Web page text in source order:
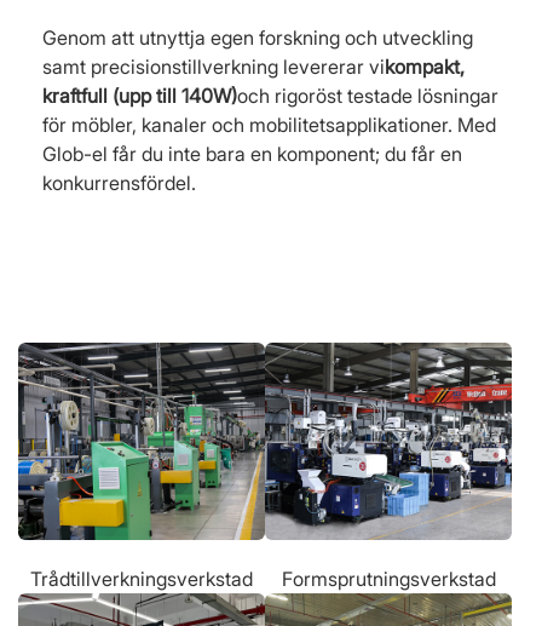
Genom att utnyttja egen forskning och utveckling
samt precisionstillverkning levererar vikompakt,
kraftfull (upp till 140W)och rigoröst testade lösningar
för möbler, kanaler och mobilitetsapplikationer. Med
Glob-el får du inte bara en komponent; du får en
konkurrensfördel.
Trådtillverkningsverkstad Formsprutningsverkstad